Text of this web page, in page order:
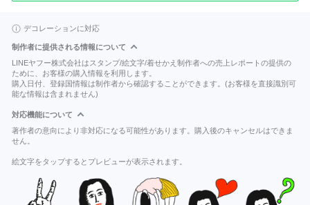
デコレーションに対応
制作者に提供される情報について
LINEヤフー株式会社はスタンプ/絵文字/着せかえ制作者への売上レポートの提供の
ために、お客様の購入情報を利用します。
購入日付、登録国情報は制作者から確認することができます。(お客様を直接識別可
能な情報は含まれません)
対応機能について
著作者の意向により非対応になる可能性があります。購入後のキャンセルはできま
せん。
絵文字をタップするとプレビューが表示されます。